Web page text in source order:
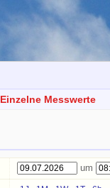
Einzelne Messwerte
um